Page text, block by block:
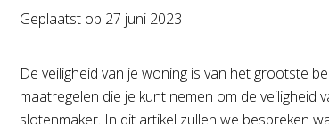
Geplaatst op 27 juni 2023
De veiligheid van je woning is van het grootste
maatregelen die je kunt nemen om de
slotenmaker. In dit artikel zullen we bespreken